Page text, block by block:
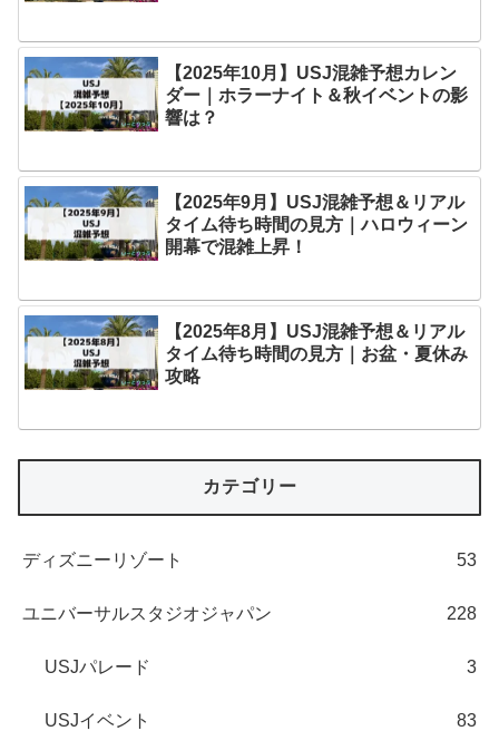
【2025年10月】USJ混雑予想カレン
ダー｜ホラーナイト＆秋イベントの影
響は？
【2025年9月】USJ混雑予想＆リアル
タイム待ち時間の見方｜ハロウィーン
開幕で混雑上昇！
【2025年8月】USJ混雑予想＆リアル
タイム待ち時間の見方｜お盆・夏休み
攻略
カテゴリー
ディズニーリゾート 53
ユニバーサルスタジオジャパン 228
USJパレード 3
USJイベント 83